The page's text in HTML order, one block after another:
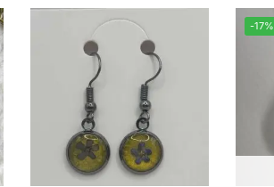
-17%